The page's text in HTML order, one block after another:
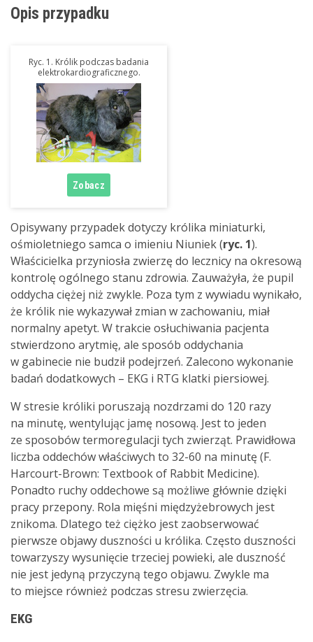
Opis przypadku
Ryc. 1. Królik podczas badania
elektrokardiograficznego.
Opisywany przypadek dotyczy królika miniaturki,
ośmioletniego samca o imieniu Niuniek (ryc. 1).
Właścicielka przyniosła zwierzę do lecznicy na okresową
kontrolę ogólnego stanu zdrowia. Zauważyła, że pupil
oddycha ciężej niż zwykle. Poza tym z wywiadu wynikało,
że królik nie wykazywał zmian w zachowaniu, miał
normalny apetyt. W trakcie osłuchiwania pacjenta
stwierdzono arytmię, ale sposób oddychania
w gabinecie nie budził podejrzeń. Zalecono wykonanie
badań dodatkowych – EKG i RTG klatki piersiowej.
W stresie króliki poruszają nozdrzami do 120 razy
na minutę, wentylując jamę nosową. Jest to jeden
ze sposobów termoregulacji tych zwierząt. Prawidłowa
liczba oddechów właściwych to 32-60 na minutę (F.
Harcourt-Brown: Textbook of Rabbit Medicine).
Ponadto ruchy oddechowe są możliwe głównie dzięki
pracy przepony. Rola mięśni międzyżebrowych jest
znikoma. Dlatego też ciężko jest zaobserwować
pierwsze objawy duszności u królika. Często duszności
towarzyszy wysunięcie trzeciej powieki, ale duszność
nie jest jedyną przyczyną tego objawu. Zwykle ma
to miejsce również podczas stresu zwierzęcia.
EKG